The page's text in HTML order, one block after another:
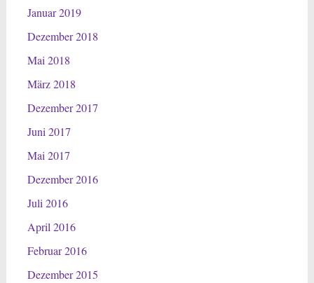
Januar 2019
Dezember 2018
Mai 2018
März 2018
Dezember 2017
Juni 2017
Mai 2017
Dezember 2016
Juli 2016
April 2016
Februar 2016
Dezember 2015